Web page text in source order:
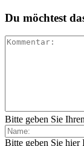
Du möchtest
Bitte geben Sie
Bitte geben Sie hier